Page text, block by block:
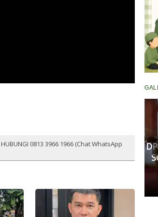
HUBUNGI 0813 3966 1966 (Chat WhatsApp
Kekerasan Murid di SDN 181,